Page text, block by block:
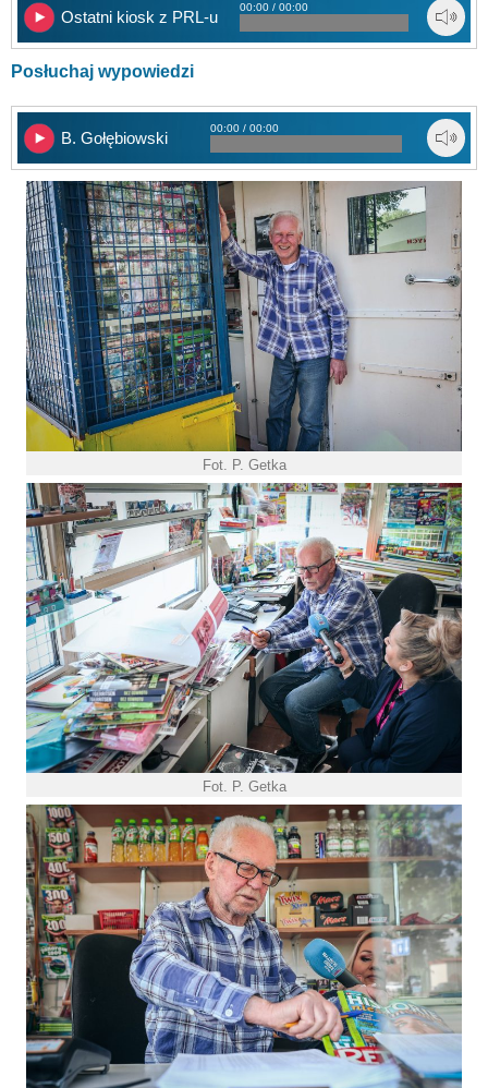
Ostatni kiosk z PRL-u
00:00 / 00:00
Posłuchaj wypowiedzi
B. Gołębiowski
00:00 / 00:00
Fot. P. Getka
Fot. P. Getka